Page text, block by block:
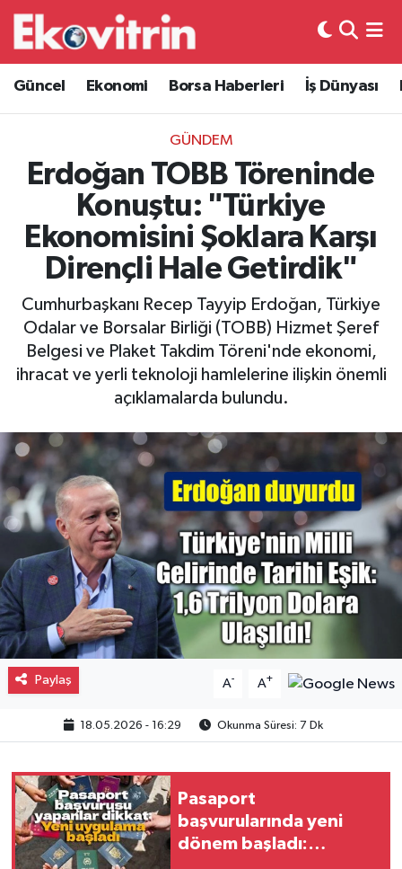
Güncel Ekonomi Borsa Haberleri İş Dünyası
GÜNDEM
Erdoğan TOBB Töreninde
Konuştu: "Türkiye
Ekonomisini Şoklara Karşı
Dirençli Hale Getirdik"
Cumhurbaşkanı Recep Tayyip Erdoğan, Türkiye
Odalar ve Borsalar Birliği (TOBB) Hizmet Şeref
Belgesi ve Plaket Takdim Töreni'nde ekonomi,
ihracat ve yerli teknoloji hamlelerine ilişkin önemli
açıklamalarda bulundu.
Paylaş A- A+
18.05.2026 - 16:29 Okunma Süresi: 7 Dk
Pasaport
başvurularında yeni
dönem başladı:
Güncel
Ekonomi
Borsa Haberleri
İş Dünyası
Lojistik
Otovitrin
Asayiş
Magazin
Gayrimenkul
Spor
Eğitim
Hava Durumu
Trafik Durumu
Süper Lig Puan Durumu ve Fikstür
Tüm Manşetler
Son Dakika Haberleri
Haber Arşivi